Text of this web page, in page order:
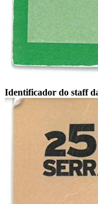
Identificador do staff